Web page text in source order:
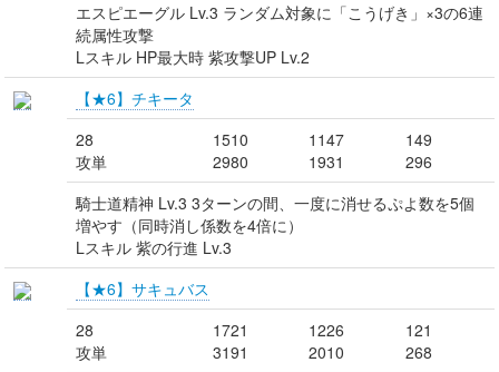
エスピエーグル Lv.3 ランダム対象に「こうげき」×3の6連
続属性攻撃
Lスキル HP最大時 紫攻撃UP Lv.2
【★6】チキータ
28
攻単
1510
2980
1147
1931
149
296
騎士道精神 Lv.3 3ターンの間、一度に消せるぷよ数を5個
増やす（同時消し係数を4倍に）
Lスキル 紫の行進 Lv.3
【★6】サキュバス
28
攻単
1721
3191
1226
2010
121
268